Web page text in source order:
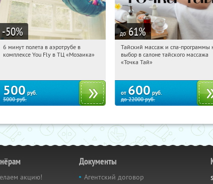
-50%
15:36:09 Купили:
6 минут полета в аэротрубе в
комплексе You Fly в ТЦ «Мозаика»
500 руб.
5000руб.
до 61%
15:36:09 Купили:
Чертановская
Тайский массаж и спа-программы
выбор в салоне тайского массажа
«Точка Тай»
от 600 руб.
до22000руб.
акцию!
Документы
Агентский договор